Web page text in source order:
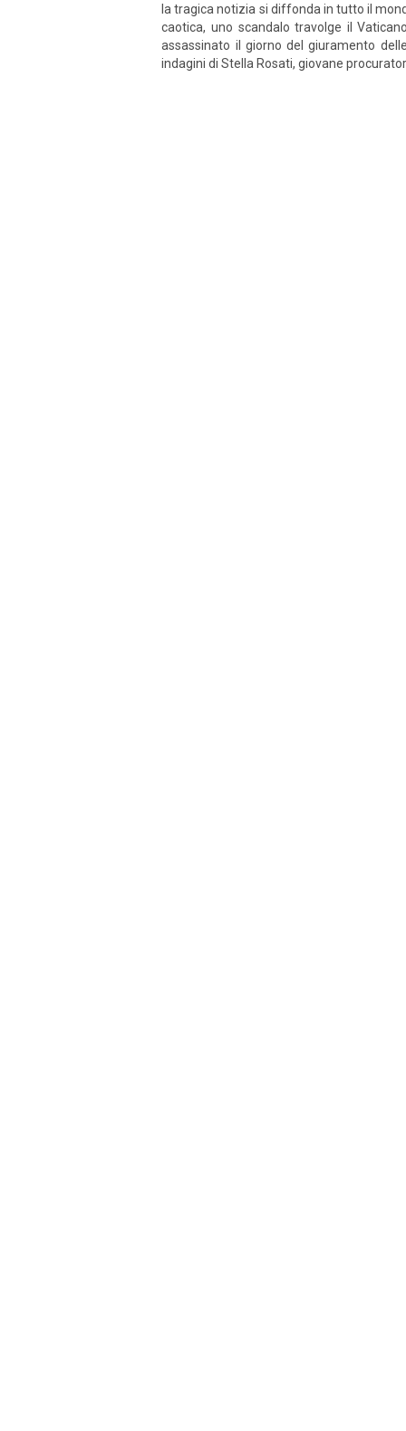
la tragica notizia si diffonda in tutto il
caotica, uno scandalo travolge il
assassinato il giorno del giuramento
indagini di Stella Rosati, giovane